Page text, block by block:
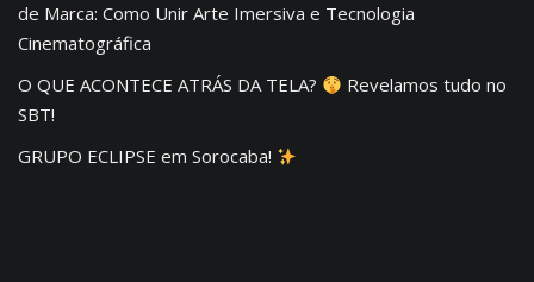
de Marca: Como Unir Arte Imersiva e Tecnologia
Cinematográfica
O QUE ACONTECE ATRÁS DA TELA?
Revelamos tudo no
SBT!
GRUPO ECLIPSE em Sorocaba!